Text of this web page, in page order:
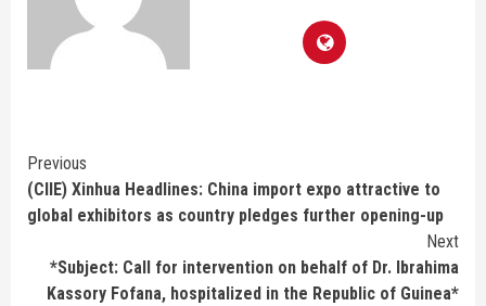
Continue
Reading
Previous
(CIIE) Xinhua Headlines: China import expo attractive to
global exhibitors as country pledges further opening-up
Next
*Subject: Call for intervention on behalf of Dr. Ibrahima
Kassory Fofana, hospitalized in the Republic of Guinea*